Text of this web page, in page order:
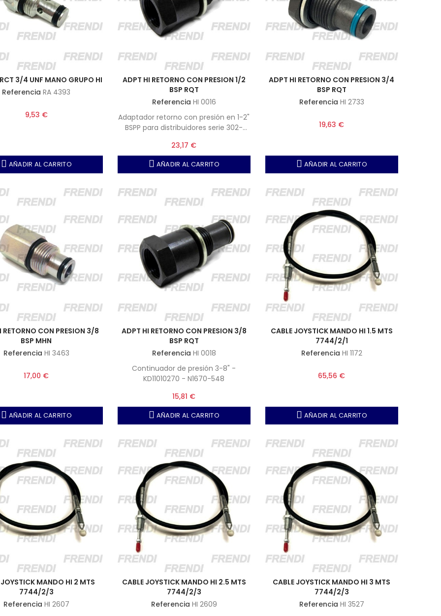
3/4 UNF MANO GRUPO HI
Referencia RA 4393
9,53 €
AÑADIR AL CARRITO
ADPT HI RETORNO CON PRESION 1/2
BSP RQT
Referencia HI 0016
Adaptador retorno con presión en 1-2"
BSPP para distribuidores serie 302-
23,17 €
AÑADIR AL CARRITO
ADPT HI RETORNO CON PRESION 3/4
BSP RQT
Referencia HI 2733
19,63 €
AÑADIR AL CARRITO
RETORNO CON PRESION 3/8
BSP MHN
Referencia HI 3463
17,00 €
AÑADIR AL CARRITO
ADPT HI RETORNO CON PRESION 3/8
BSP RQT
Referencia HI 0018
Continuador de presión 3-8" -
KD11010270 - N1670-548
15,81 €
AÑADIR AL CARRITO
CABLE JOYSTICK MANDO HI 1.5 MTS
7744/2/1
Referencia HI 1172
65,56 €
AÑADIR AL CARRITO
JOYSTICK MANDO HI 2 MTS
7744/2/3
Referencia HI 2607
CABLE JOYSTICK MANDO HI 2.5 MTS
7744/2/3
Referencia HI 2609
CABLE JOYSTICK MANDO HI 3 MTS
7744/2/3
Referencia HI 3527